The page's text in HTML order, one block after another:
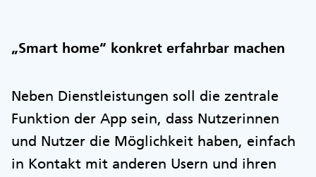
„Smart home“ konkret erfahrbar machen
Neben Dienstleistungen soll die zentrale
Funktion der App sein, dass Nutzerinnen
und Nutzer die Möglichkeit haben, einfach
in Kontakt mit anderen Usern und ihren